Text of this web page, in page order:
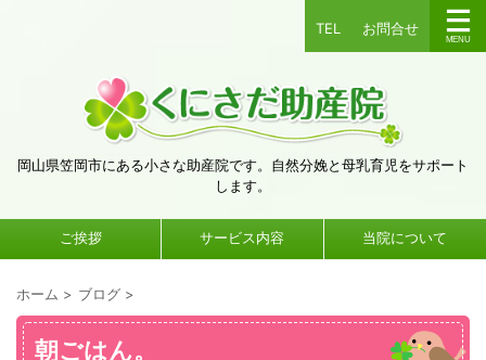
TEL お問合せ
岡山県笠岡市にある小さな助産院です。自然分娩と母乳育児をサポート
します。
ご挨拶 サービス内容 当院について
ホーム > ブログ >
朝ごはん。